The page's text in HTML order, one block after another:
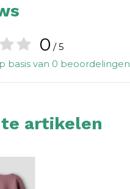
0 / 5
basis van 0 beoordelingen
artikelen